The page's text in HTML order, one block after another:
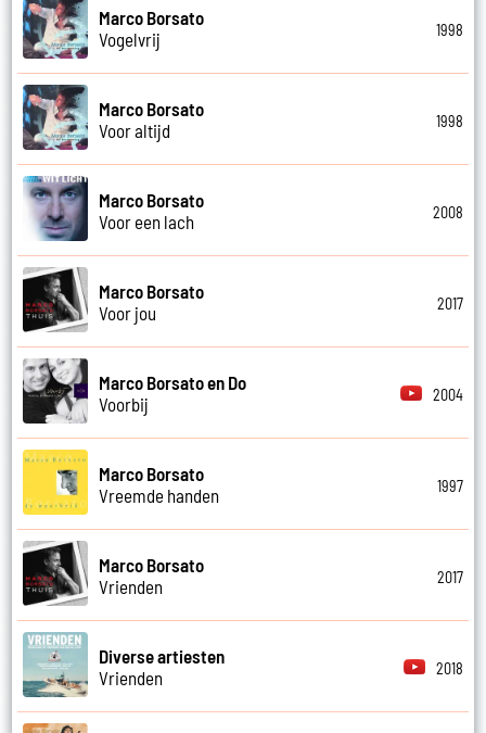
Marco Borsato
Vogelvrij
1998
Marco Borsato
Voor altijd
1998
Marco Borsato
Voor een lach
2008
Marco Borsato
Voor jou
2017
Marco Borsato en Do
Voorbij
2004
Marco Borsato
Vreemde handen
1997
Marco Borsato
Vrienden
2017
Diverse artiesten
Vrienden
2018